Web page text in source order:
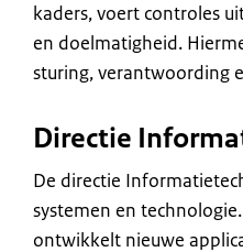
kaders, voert controles
en doelmatigheid.
sturing, verantwoording
Directie
De directie
systemen en
ontwikkelt nieuwe